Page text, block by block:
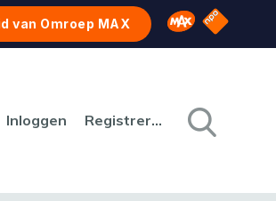
van Omroep MAX Omroep MAX
NPO
Inloggen Registreren